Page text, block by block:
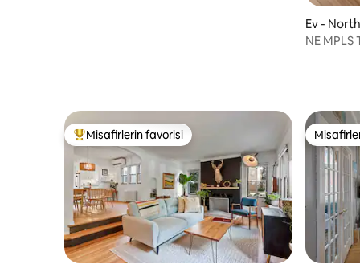
Ev -
NE
Misafirlerin favorilerinden en beğenilenler arasında
Misafirlerin favorisi